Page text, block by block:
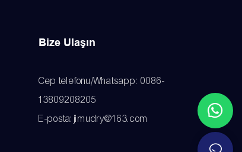
Bize Ulaşın
Cep telefonu/Whatsapp: 0086-
13809208205
E-posta:jimudry@163.com